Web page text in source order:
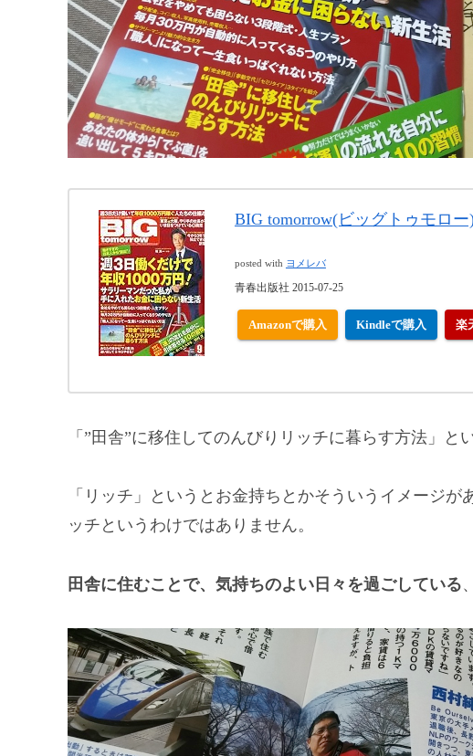
BIG tomorrow(ビッグトゥモロ
posted with ヨメレバ
青春出版社 2015-07-25
Amazonで購入 Kindleで購入 楽
「”田舎”に移住してのんびりリッチに暮らす方法」と
「リッチ」というとお金持ちとかそういうイメージ
ッチというわけではありません。
田舎に住むことで、気持ちのよい日々を過ごしている